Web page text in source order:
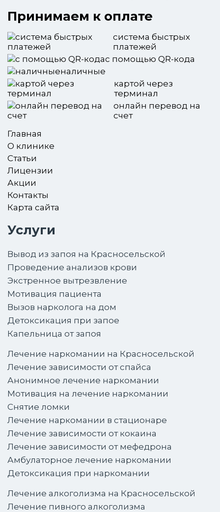
Принимаем к оплате
система быстрых
платежей
с помощью QR-кода
наличные
картой через
терминал
онлайн перевод на
счет
Главная
О клинике
Статьи
Лицензии
Акции
Контакты
Карта сайта
Услуги
Вывод из запоя на Красносельской
Проведение анализов крови
Экстренное вытрезвление
Мотивация пациента
Вызов нарколога на дом
Детоксикация при запое
Капельница от запоя
Лечение наркомании на Красносельской
Лечение зависимости от спайса
Анонимное лечение наркомании
Мотивация на лечение наркомании
Снятие ломки
Лечение наркомании в стационаре
Лечение зависимости от кокаина
Лечение зависимости от мефедрона
Амбулаторное лечение наркомании
Детоксикация при наркомании
Лечение алкоголизма на Красносельской
Лечение пивного алкоголизма